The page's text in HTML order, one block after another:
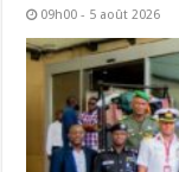
09h00 - 5 août 2026